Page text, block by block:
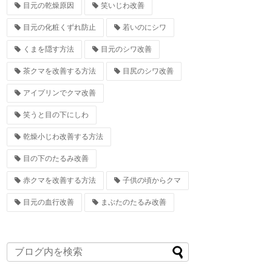
目元の乾燥原因 笑いじわ改善
目元の化粧くずれ防止 若いのにシワ
くまを隠す方法 目元のシワ改善
茶クマを改善する方法 目尻のシワ改善
アイプリンでクマ改善
笑うと目の下にしわ
乾燥小じわ改善する方法
目の下のたるみ改善
赤クマを改善する方法 子供の頃からクマ
目元の血行改善 まぶたのたるみ改善